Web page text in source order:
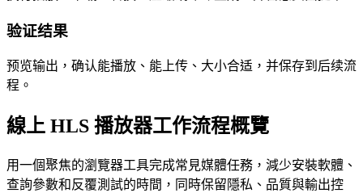
验证结果
预览输出，确认能播放、能上传、大小合适，并保存到后续流
程。
線上 HLS 播放器工作流程概覽
用一個聚焦的瀏覽器工具完成常見媒體任務，減少安裝軟體、
查詢參數和反覆測試的時間，同時保留隱私、品質與輸出控